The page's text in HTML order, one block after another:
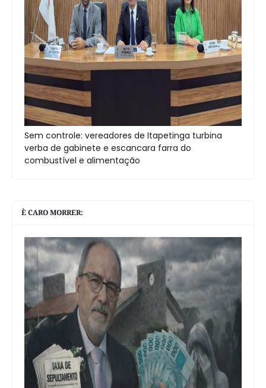
Sem controle: vereadores de Itapetinga turbina
verba de gabinete e escancara farra do
combustível e alimentação
È CARO MORRER: